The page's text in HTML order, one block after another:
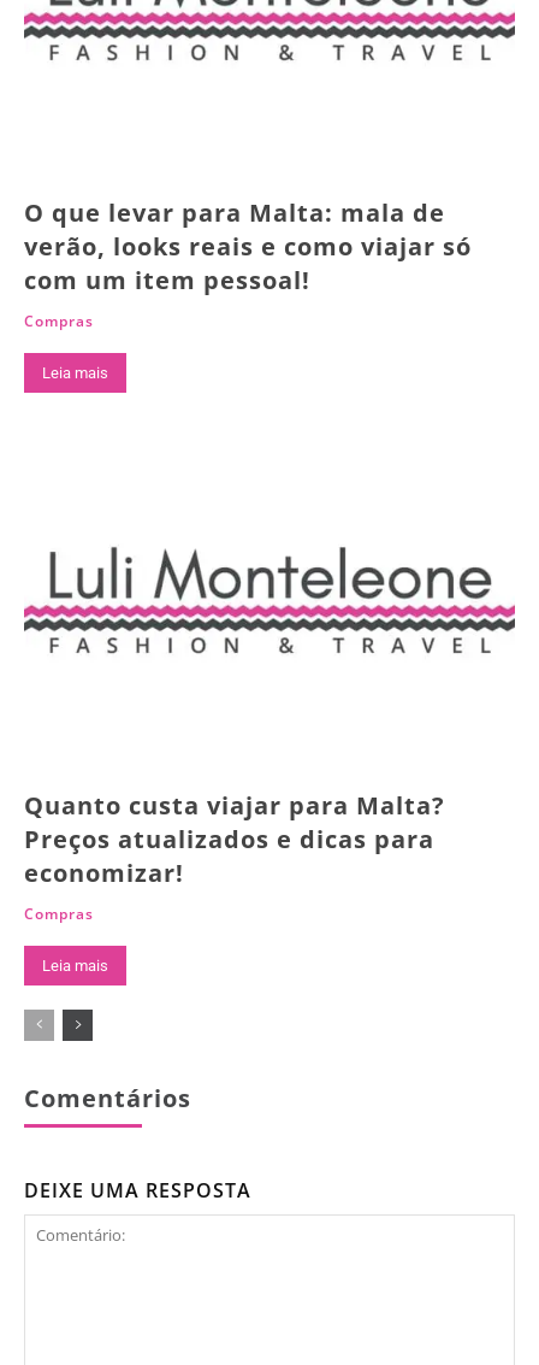
O que levar para Malta: mala de
verão, looks reais e como viajar só
com um item pessoal!
Compras
Leia mais
Quanto custa viajar para Malta?
Preços atualizados e dicas para
economizar!
Compras
Leia mais
Comentários
DEIXE UMA RESPOSTA